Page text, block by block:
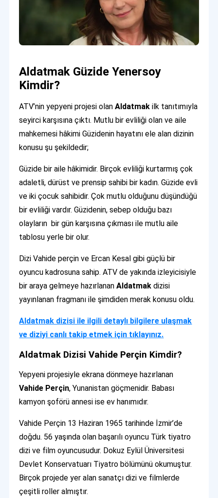
Aldatmak Güzide Yenersoy
Kimdir?
ATV’nin yepyeni projesi olanAldatmakilk tanıtımıyla
seyirci karşısına çıktı. Mutlu bir evliliği olan ve aile
mahkemesi hâkimi Güzidenin hayatını ele alan dizinin
konusu şu şekildedir;
Güzide bir aile hâkimidir. Birçok evliliği kurtarmış çok
adaletli, dürüst ve prensip sahibi bir kadın. Güzide evli
ve iki çocuk sahibidir. Çok mutlu olduğunu düşündüğü
bir evliliği vardır. Güzidenin, sebep olduğu bazı
olayların bir gün karşısına çıkması ile mutlu aile
tablosu yerle bir olur.
Dizi Vahide perçin ve Ercan Kesal gibi güçlü bir
oyuncu kadrosuna sahip. ATV de yakında izleyicisiyle
bir araya gelmeye hazırlananAldatmakdizisi
yayınlanan fragmanı ile şimdiden merak konusu oldu.
Aldatmak dizisi ile ilgili detaylı bilgilere ulaşmak
ve diziyi canlı takip etmek için tıklayınız.
Aldatmak Dizisi Vahide Perçin Kimdir?
Yepyeni projesiyle ekrana dönmeye hazırlanan
Vahide Perçin, Yunanistan göçmenidir. Babası
kamyon şoförü annesi ise ev hanımıdır.
Vahide Perçin 13 Haziran 1965 tarihinde İzmir’de
doğdu. 56 yaşında olan başarılı oyuncu Türk tiyatro
dizi ve film oyuncusudur. Dokuz Eylül Üniversitesi
Devlet Konservatuarı Tiyatro bölümünü okumuştur.
Birçok projede yer alan sanatçı dizi ve filmlerde
çeşitli roller almıştır.